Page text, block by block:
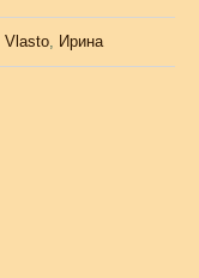
Vlasto, Ирина